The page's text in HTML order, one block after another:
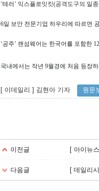
‘테러’ 익스플로잇킷(공격도구의 일
6일 보안 전문기업 하우리에 따르면
‘공주’ 랜섬웨어는 한국어를 포함한
국내에서는 작년 9월경에 처음 등장
[ 이데일리 ] 김현아 기자 원문
이전글 [ 아이뉴
다음글 [ 데일리